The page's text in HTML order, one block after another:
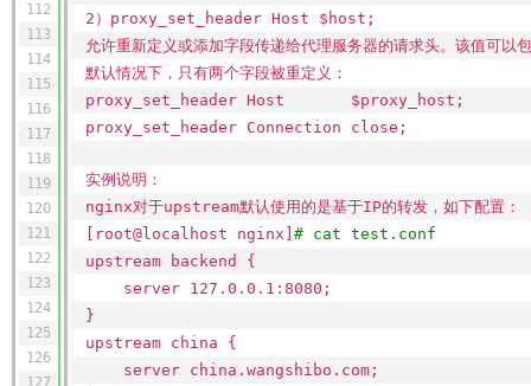
112
113
114
115
116
117
118
119
120
121
122
123
124
125
126
127
2）proxy_set_header Host $host;
允许重新定义或添加字段传递给代理服务器的请求头。该值可
默认情况下，只有两个字段被重定义：
proxy_set_header Host $proxy_host;
proxy_set_header Connection close;
实例说明：
nginx对于upstream默认使用的是基于IP的转发，如下配置：
[root@localhost nginx] # cat test.conf
upstream backend {
server 127.0.0.1:8080;
}
upstream china {
server china.wangshibo.com;